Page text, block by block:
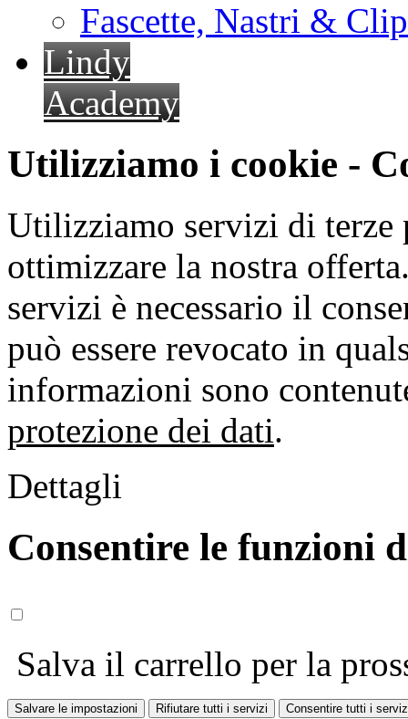
Fascette, Nastri &
Lindy
Academy
Utilizziamo i cookie -
Utilizziamo servizi di terze
ottimizzare la nostra
servizi è necessario il
può essere revocato in
informazioni sono
protezione dei dati.
Dettagli
Consentire le funzioni
Salva il carrello per la
Salvare le impostazioni Rifiutare tutti i servizi Consentire tutti i